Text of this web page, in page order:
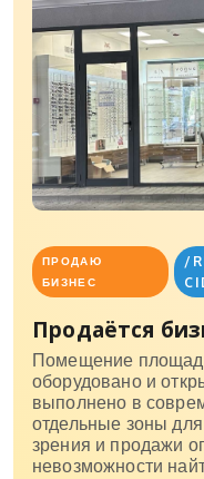
ПРОДАЮ
БИЗНЕС
/
Продаётся
Помещение
оборудовано и
выполнено в
отдельные зоны
зрения и продажи
невозможности